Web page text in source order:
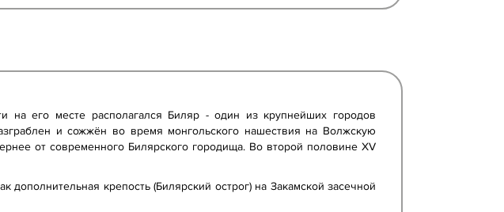
на его месте располагался Биляр - один из крупнейших городов
и сожжён во время монгольского нашествия на Волжскую
от современного Билярского городища. Во второй половине XV
крепость (Билярский острог) на Закамской засечной